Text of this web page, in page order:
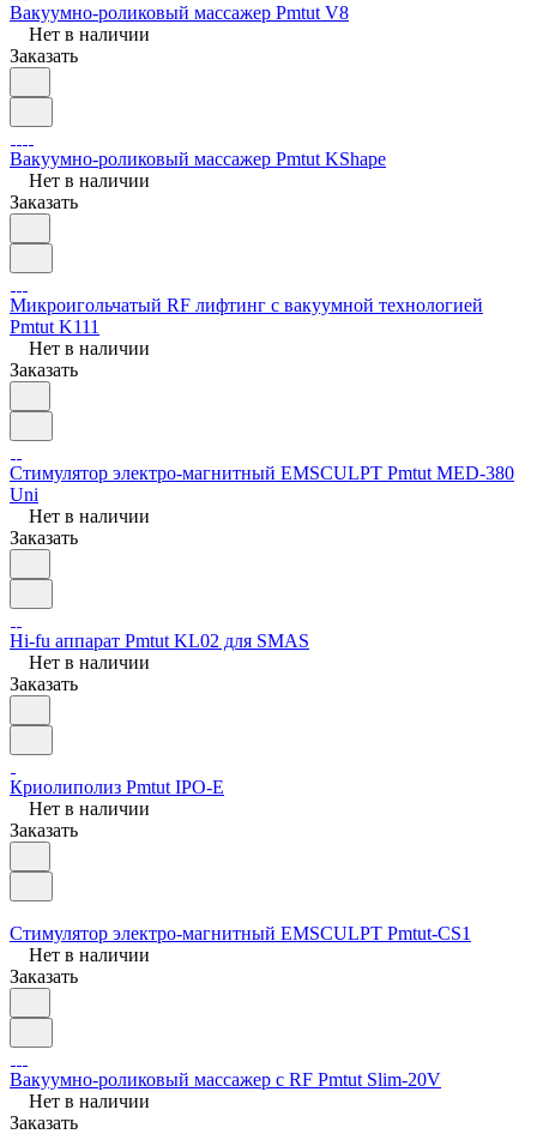
Вакуумно-роликовый массажер Pmtut V8
Нет в наличии
Заказать
Вакуумно-роликовый массажер Pmtut KShape
Нет в наличии
Заказать
Микроигольчатый RF лифтинг с вакуумной технологией
Pmtut K111
Нет в наличии
Заказать
Стимулятор электро-магнитный EMSCULPT Pmtut MED-380
Uni
Нет в наличии
Заказать
Hi-fu аппарат Pmtut KL02 для SMAS
Нет в наличии
Заказать
Криолиполиз Pmtut IPO-E
Нет в наличии
Заказать
Стимулятор электро-магнитный EMSCULPT Pmtut-CS1
Нет в наличии
Заказать
Вакуумно-роликовый массажер с RF Pmtut Slim-20V
Нет в наличии
Заказать